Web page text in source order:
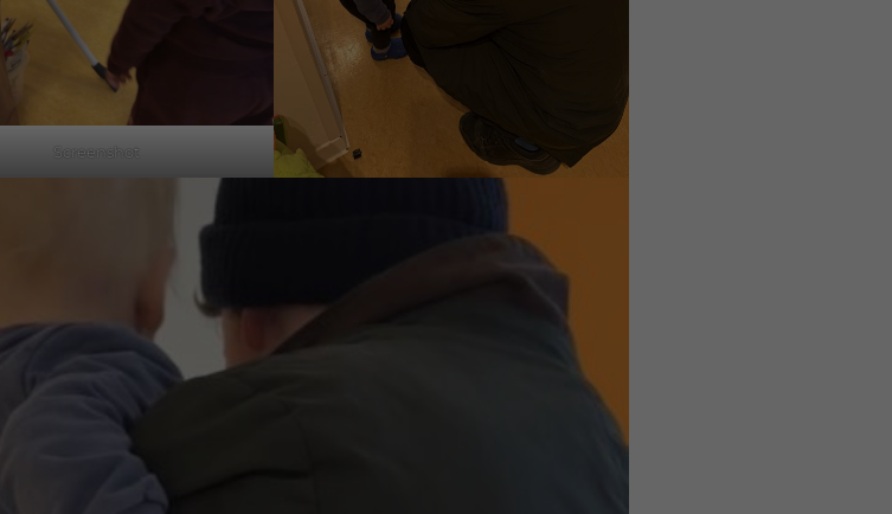
Screenshot